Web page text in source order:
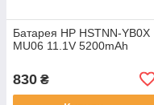
Батарея HP HSTNN-YB0X
MU06 11.1V 5200mAh
830 ₴